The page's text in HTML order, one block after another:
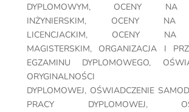
DYPLOMOWYM,
OCENY NA
INŻYNIERSKIM,
OCENY NA
LICENCJACKIM,
OCENY NA
MAGISTERSKIM,
ORGANIZACJA I
EGZAMINU DYPLOMOWEGO,
ORYGINALNOŚCI
DYPLOMOWEJ, OŚWIADCZENIE
PRACY DYPLOMOWEJ,